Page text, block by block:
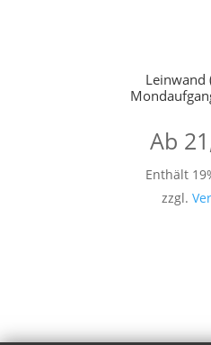
Leinwand
Ab
Enthält
zzgl.